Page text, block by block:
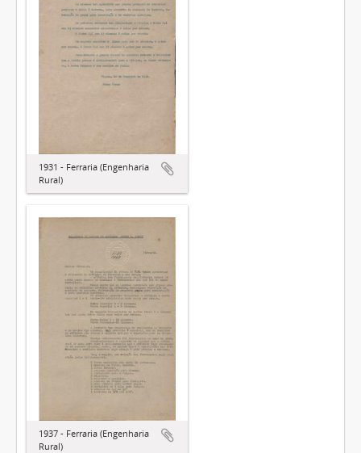
1931 - Ferraria (Engenharia
Rural)
1937 - Ferraria (Engenharia
Rural)